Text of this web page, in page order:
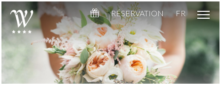
RÉSERVATION FR